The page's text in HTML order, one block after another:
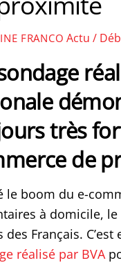
FRANCO Actu /
très
de
le boom du e-
à domicile,
des Français.
réalisé par BVA